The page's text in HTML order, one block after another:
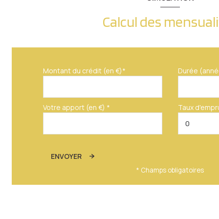
Calcul des
Montant du crédit (en €)* Durée
Votre apport (en €) * Taux
ENVOYER
* Champs obligatoires